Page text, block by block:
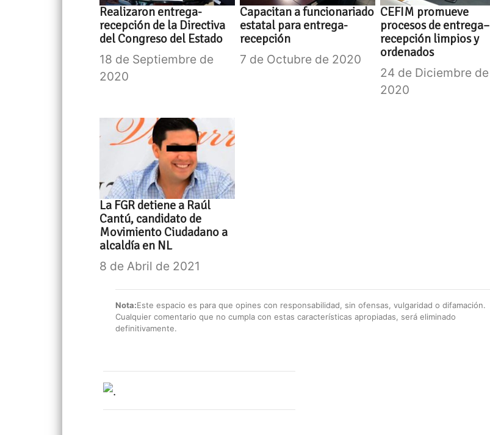
Realizaron entrega-
recepción de la Directiva
del Congreso del Estado
18 de Septiembre de
2020
Capacitan a funcionariado
estatal para entrega-
recepción
7 de Octubre de 2020
CEFIM promueve
procesos de entrega–
recepción limpios y
ordenados
24 de Diciembre de
2020
La FGR detiene a Raúl
Cantú, candidato de
Movimiento Ciudadano a
alcaldía en NL
8 de Abril de 2021
Nota:Este espacio es para que opines con responsabilidad, sin ofensas, vulgaridad o difamación.
Cualquier comentario que no cumpla con estas características apropiadas, será eliminado
definitivamente.